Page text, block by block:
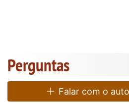
Perguntas
Falar com o